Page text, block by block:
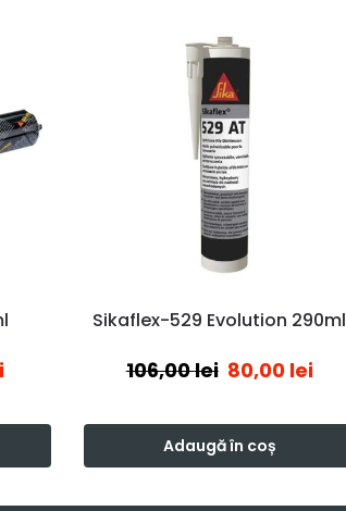
Sikaflex-529 Evolution 290ml
106,00lei 80,00 lei
Adaugă în coș